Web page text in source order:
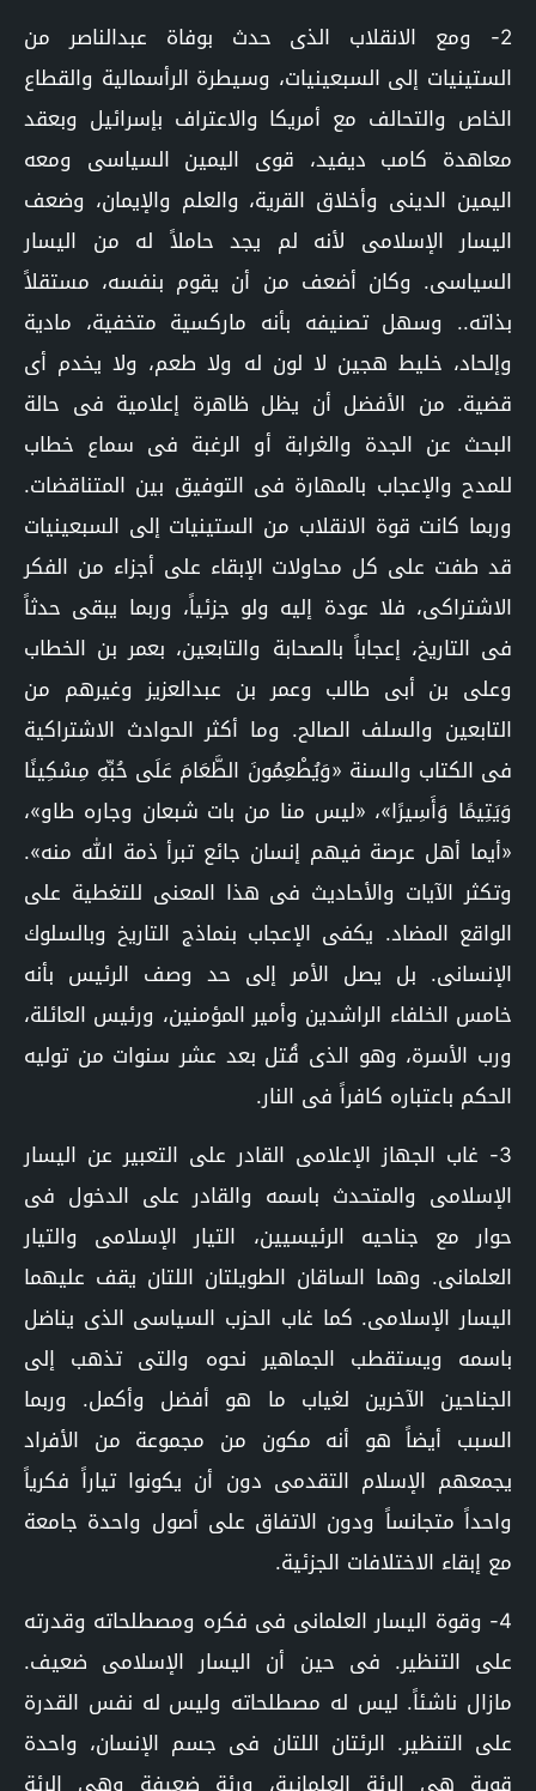
2- ومع الانقلاب الذى حدث بوفاة عبدالناصر من
الستينيات إلى السبعينيات، وسيطرة الرأسمالية والقطاع
الخاص والتحالف مع أمريكا والاعتراف بإسرائيل وبعقد
معاهدة كامب ديفيد، قوى اليمين السياسى ومعه
اليمين الدينى وأخلاق القرية، والعلم والإيمان، وضعف
اليسار الإسلامى لأنه لم يجد حاملاً له من اليسار
السياسى. وكان أضعف من أن يقوم بنفسه، مستقلاً
بذاته.. وسهل تصنيفه بأنه ماركسية متخفية، مادية
وإلحاد، خليط هجين لا لون له ولا طعم، ولا يخدم أى
قضية. من الأفضل أن يظل ظاهرة إعلامية فى حالة
البحث عن الجدة والغرابة أو الرغبة فى سماع خطاب
للمدح والإعجاب بالمهارة فى التوفيق بين المتناقضات.
وربما كانت قوة الانقلاب من الستينيات إلى السبعينيات
قد طفت على كل محاولات الإبقاء على أجزاء من الفكر
الاشتراكى، فلا عودة إليه ولو جزئياً، وربما يبقى حدثاً
فى التاريخ، إعجاباً بالصحابة والتابعين، بعمر بن الخطاب
وعلى بن أبى طالب وعمر بن عبدالعزيز وغيرهم من
التابعين والسلف الصالح. وما أكثر الحوادث الاشتراكية
فى الكتاب والسنة «وَيُطْعِمُونَ الطَّعَامَ عَلَى حُبِّهِ مِسْكِينًا
وَيَتِيمًا وَأَسِيرًا»، «ليس منا من بات شبعان وجاره طاو»،
«أيما أهل عرصة فيهم إنسان جائع تبرأ ذمة الله منه».
وتكثر الآيات والأحاديث فى هذا المعنى للتغطية على
الواقع المضاد. يكفى الإعجاب بنماذج التاريخ وبالسلوك
الإنسانى. بل يصل الأمر إلى حد وصف الرئيس بأنه
خامس الخلفاء الراشدين وأمير المؤمنين، ورئيس العائلة،
ورب الأسرة، وهو الذى قُتل بعد عشر سنوات من توليه
الحكم باعتباره كافراً فى النار.
3- غاب الجهاز الإعلامى القادر على التعبير عن اليسار
الإسلامى والمتحدث باسمه والقادر على الدخول فى
حوار مع جناحيه الرئيسيين، التيار الإسلامى والتيار
العلمانى. وهما الساقان الطويلتان اللتان يقف عليهما
اليسار الإسلامى. كما غاب الحزب السياسى الذى يناضل
باسمه ويستقطب الجماهير نحوه والتى تذهب إلى
الجناحين الآخرين لغياب ما هو أفضل وأكمل. وربما
السبب أيضاً هو أنه مكون من مجموعة من الأفراد
يجمعهم الإسلام التقدمى دون أن يكونوا تياراً فكرياً
واحداً متجانساً ودون الاتفاق على أصول واحدة جامعة
مع إبقاء الاختلافات الجزئية.
4- وقوة اليسار العلمانى فى فكره ومصطلحاته وقدرته
على التنظير. فى حين أن اليسار الإسلامى ضعيف.
مازال ناشئاً. ليس له مصطلحاته وليس له نفس القدرة
على التنظير. الرئتان اللتان فى جسم الإنسان، واحدة